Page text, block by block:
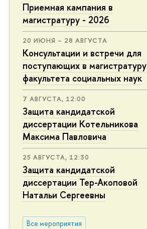
Приемная кампания в
магистратуру - 2026
20 ИЮНЯ – 28 АВГУСТА
Консультации и встречи для
поступающих в магистратуру
факультета социальных наук
7 АВГУСТА, 12:00
Защита кандидатской
диссертации Котельникова
Максима Павловича
25 АВГУСТА, 12:30
Защита кандидатской
диссертации Тер-Акоповой
Натальи Сергеевны
Все мероприятия